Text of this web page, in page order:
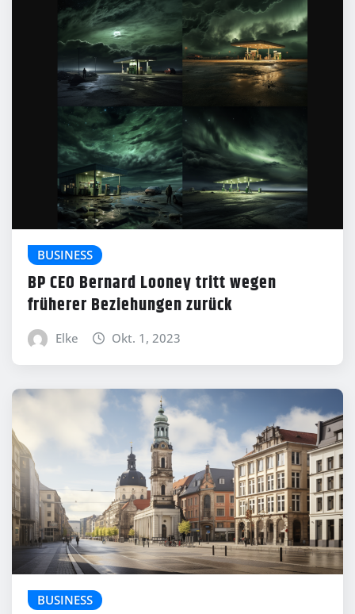
BUSINESS
BP CEO Bernard Looney tritt wegen
früherer Beziehungen zurück
Elke Okt. 1, 2023
BUSINESS